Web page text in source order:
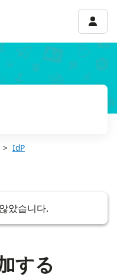
계정
IdP
았습니다.
する